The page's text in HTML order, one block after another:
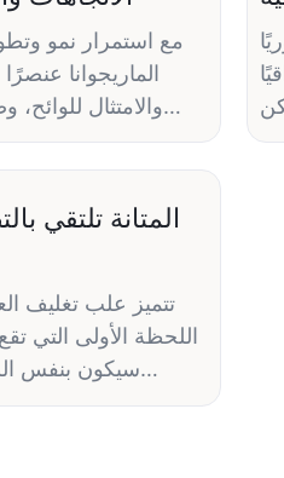
مع استمرار نمو
الماريجوانا
والامتثال
التصاميم الفريدة
فن تغليف الماريجوانا
في هذه السوق
سنستعرض
الممارسات في
المتانة تلتقي
تتميز علب تغليف
اللحظة الأولى التي
سيكون بنفس
الحرفية والتصميم